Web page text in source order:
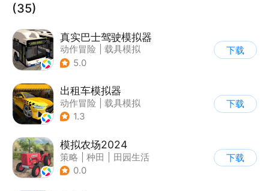
(35)
真实巴士驾驶模拟器
动作冒险
载具模拟
| 汽车
5.0
下载
出租车模拟器
动作冒险
载具模拟
| 汽车
1.3
下载
模拟农场2024
策略 种田
田园生活
| 写实
0.0
下载